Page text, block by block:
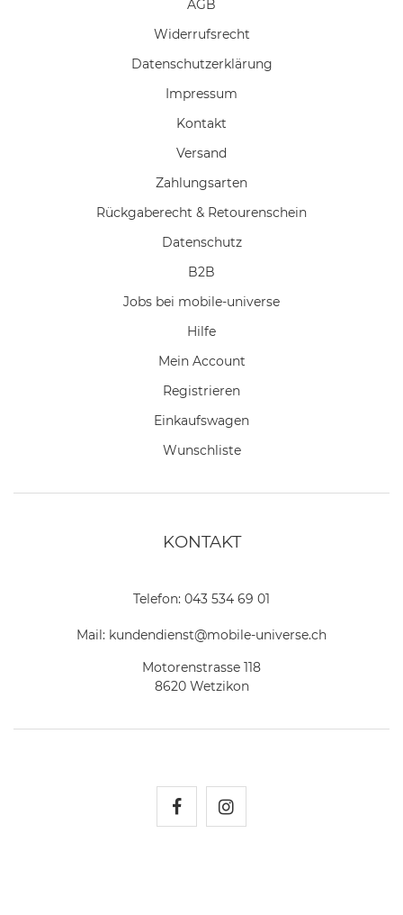
AGB
Widerrufs­recht
Daten­schutz­erklärung
Impressum
Kontakt
Versand
Zahlungsarten
Rückgaberecht & Retourenschein
Datenschutz
B2B
Jobs bei mobile-universe
Hilfe
Mein Account
Registrieren
Einkaufswagen
Wunschliste
KONTAKT
Telefon: 043 534 69 01
Mail: kundendienst@mobile-universe.ch
Motorenstrasse 118
8620 Wetzikon